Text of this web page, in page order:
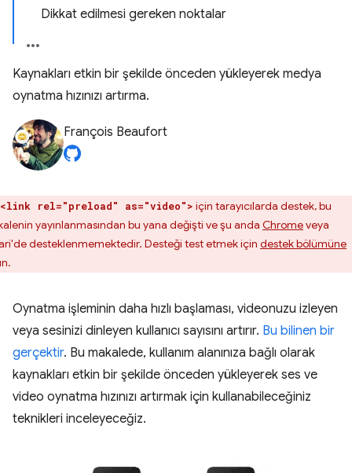
Dikkat edilmesi gereken noktalar
Kaynakları etkin bir şekilde önceden yükleyerek medya
oynatma hızınızı artırma.
François Beaufort
<link rel="preload" as="video"> için tarayıcılarda destek, bu
yayınlanmasından bu yana değişti ve şu anda Chromeveya
desteklenmemektedir. Desteği test etmek için destek bölümüne
Oynatma işleminin daha hızlı başlaması, videonuzu izleyen
veya sesinizi dinleyen kullanıcı sayısını artırır. Bu bilinen bir
gerçektir. Bu makalede, kullanım alanınıza bağlı olarak
kaynakları etkin bir şekilde önceden yükleyerek ses ve
video oynatma hızınızı artırmak için kullanabileceğiniz
teknikleri inceleyeceğiz.